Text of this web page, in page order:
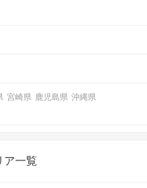
宮崎県 鹿児島県 沖縄県
ア一覧